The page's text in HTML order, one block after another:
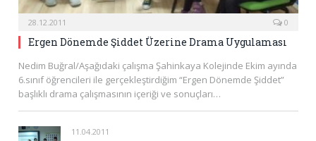
28.12.2011 0
Ergen Dönemde Şiddet Üzerine Drama Uygulaması
Nedim Buğral/Aşağıdaki çalışma Şahinkaya Kolejinde Ekim ayında
6.sınıf öğrencileri ile gerçekleştirdiğim “Ergen Dönemde Şiddet”
başlıklı drama çalışmasının içeriği ve sonuçları…
11.04.2011